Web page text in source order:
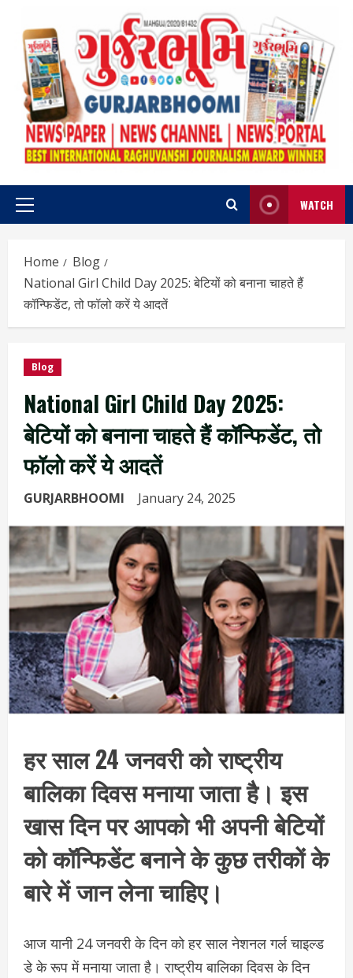
content
Primary
WATCH
Home
Blog
National Girl Child Day 2025: बेटियों को बनाना चाहते हैं
कॉन्फिडेंट, तो फॉलो करें ये आदतें
Blog
National Girl Child Day 2025:
बेटियों को बनाना चाहते हैं कॉन्फिडेंट, तो
फॉलो करें ये आदतें
GURJARBHOOMI January 24, 2025
हर साल 24 जनवरी को राष्ट्रीय
बालिका दिवस मनाया जाता है। इस
खास दिन पर आपको भी अपनी बेटियों
को कॉन्फिडेंट बनाने के कुछ तरीकों के
बारे में जान लेना चाहिए।
आज यानी 24 जनवरी के दिन को हर साल नेशनल गर्ल चाइल्ड
डे के रूप में मनाया जाता है। राष्ट्रीय बालिका दिवस के दिन